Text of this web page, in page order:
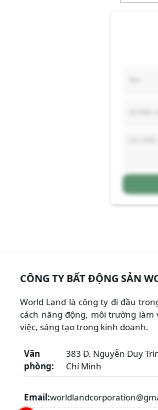
CÔNG TY BẤT ĐỘNG SẢN
World Land là công ty đi đầu
cách năng động, môi trường
việc, sáng tạo trong kinh doanh.
Văn
phòng:
383 Đ. Nguyễn Duy
Chí Minh
Email: